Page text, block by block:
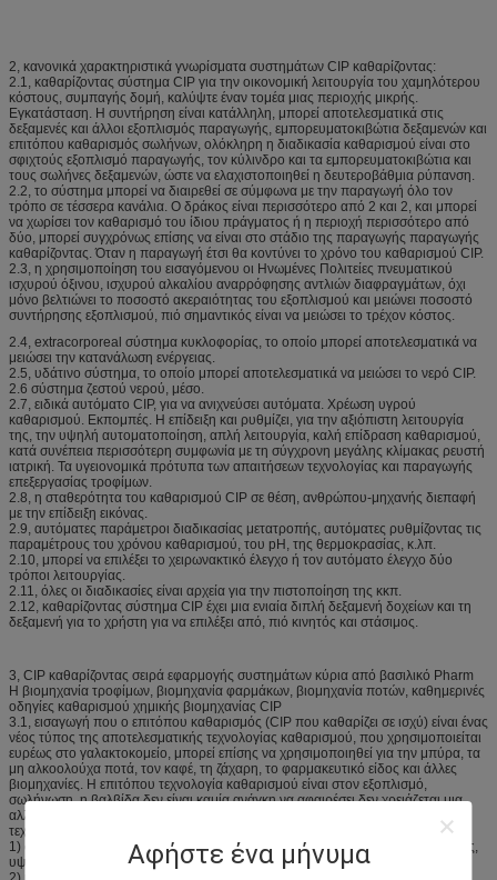
Αφήστε ένα μήνυμα
2, κανονικά χαρακτηριστικά γνωρίσματα συστημάτων CIP καθαρίζοντας:
2.1, καθαρίζοντας σύστημα CIP για την οικονομική λειτουργία του χαμηλότερου
κόστους, συμπαγής δομή, καλύψτε έναν τομέα μιας περιοχής μικρής.
Εγκατάσταση. Η συντήρηση είναι κατάλληλη, μπορεί αποτελεσματικά στις
δεξαμενές και άλλοι εξοπλισμός παραγωγής, εμπορευματοκιβώτια δεξαμενών και
επιτόπου καθαρισμός σωλήνων, ολόκληρη η διαδικασία καθαρισμού είναι στο
σφιχτούς εξοπλισμό παραγωγής, τον κύλινδρο και τα εμπορευματοκιβώτια και
τους σωλήνες δεξαμενών, ώστε να ελαχιστοποιηθεί η δευτεροβάθμια ρύπανση.
2.2, το σύστημα μπορεί να διαιρεθεί σε σύμφωνα με την παραγωγή όλο τον
τρόπο σε τέσσερα κανάλια. Ο δράκος είναι περισσότερο από 2 και 2, και μπορεί
να χωρίσει τον καθαρισμό του ίδιου πράγματος ή η περιοχή περισσότερο από
δύο, μπορεί συγχρόνως επίσης να είναι στο στάδιο της παραγωγής παραγωγής
καθαρίζοντας. Όταν η παραγωγή έτσι θα κοντύνει το χρόνο του καθαρισμού CIP.
2.3, η χρησιμοποίηση του εισαγόμενου οι Ηνωμένες Πολιτείες πνευματικού
ισχυρού όξινου, ισχυρού αλκαλίου αναρρόφησης αντλιών διαφραγμάτων, όχι
μόνο βελτιώνει το ποσοστό ακεραιότητας του εξοπλισμού και μειώνει ποσοστό
συντήρησης εξοπλισμού, πιό σημαντικός είναι να μειώσει το τρέχον κόστος.
2.4, extracorporeal σύστημα κυκλοφορίας, το οποίο μπορεί αποτελεσματικά να
μειώσει την κατανάλωση ενέργειας.
2.5, υδάτινο σύστημα, το οποίο μπορεί αποτελεσματικά να μειώσει το νερό CIP.
2.6 σύστημα ζεστού νερού, μέσο.
2.7, ειδικά αυτόματο CIP, για να ανιχνεύσει αυτόματα. Χρέωση υγρού
καθαρισμού. Εκπομπές. Η επίδειξη και ρυθμίζει, για την αξιόπιστη λειτουργία
της, την υψηλή αυτοματοποίηση, απλή λειτουργία, καλή επίδραση καθαρισμού,
κατά συνέπεια περισσότερη συμφωνία με τη σύγχρονη μεγάλης κλίμακας ρευστή
ιατρική. Τα υγειονομικά πρότυπα των απαιτήσεων τεχνολογίας και παραγωγής
επεξεργασίας τροφίμων.
2.8, η σταθερότητα του καθαρισμού CIP σε θέση, ανθρώπου-μηχανής διεπαφή
με την επίδειξη εικόνας.
2.9, αυτόματες παράμετροι διαδικασίας μετατροπής, αυτόματες ρυθμίζοντας τις
παραμέτρους του χρόνου καθαρισμού, του pH, της θερμοκρασίας, κ.λπ.
2.10, μπορεί να επιλέξει το χειρωνακτικό έλεγχο ή τον αυτόματο έλεγχο δύο
τρόποι λειτουργίας.
2.11, όλες οι διαδικασίες είναι αρχεία για την πιστοποίηση της κκπ.
2.12, καθαρίζοντας σύστημα CIP έχει μια ενιαία διπλή δεξαμενή δοχείων και τη
δεξαμενή για το χρήστη για να επιλέξει από, πιό κινητός και στάσιμος.
3, CIP καθαρίζοντας σειρά εφαρμογής συστημάτων κύρια από βασιλικό Pharm
Η βιομηχανία τροφίμων, βιομηχανία φαρμάκων, βιομηχανία ποτών, καθημερινές
οδηγίες καθαρισμού χημικής βιομηχανίας CIP
3.1, εισαγωγή που ο επιτόπου καθαρισμός (CIP που καθαρίζει σε ισχύ) είναι ένας
νέος τύπος της αποτελεσματικής τεχνολογίας καθαρισμού, που χρησιμοποιείται
ευρέως στο γαλακτοκομείο, μπορεί επίσης να χρησιμοποιηθεί για την μπύρα, τα
μη αλκοολούχα ποτά, τον καφέ, τη ζάχαρη, το φαρμακευτικό είδος και άλλες
βιομηχανίες. Η επιτόπου τεχνολογία καθαρισμού είναι στον εξοπλισμό,
σωλήνωση, η βαλβίδα δεν είναι καμία ανάγκη να αφαιρέσει δεν χρειάζεται μια
αλλαγή των περιστάσεων, ο εξοπλισμός είναι σε ισχύ για τον καθαρισμό μιας
τεχνολογίας, έχει τα ακόλουθα χαρακτηριστικά γνωρίσματα:
1) στην καθαρή, απλή λειτουργία, ασφάλεια εργασίας, χαμηλή ένταση εργασίας,
υψηλή αποδοτικότητα εργασίας.